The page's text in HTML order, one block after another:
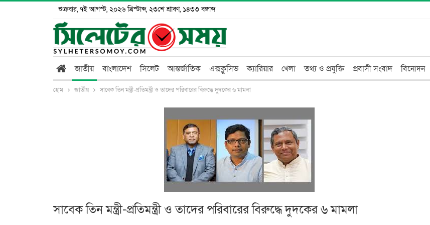
শুক্রবার, ৭ই আগস্ট, ২০২৬ খ্রিস্টাব্দ, ২৩শে শ্রাবণ, ১৪৩৩ বঙ্গাব্দ
জাতীয় বাংলাদেশ সিলেট আন্তর্জাতিক এক্সক্লুসিভ ক্যারিয়ার খেলা তথ্য ও প্রযুক্তি প্রবাসী সংবাদ বিনোদন
হোম জাতীয় সাবেক তিন মন্ত্রী-প্রতিমন্ত্রী ও তাদের পরিবারের বিরুদ্ধে দুদকের ৬ মামলা
সাবেক তিন মন্ত্রী-প্রতিমন্ত্রী ও তাদের পরিবারের বিরুদ্ধে দুদকের ৬ মামলা